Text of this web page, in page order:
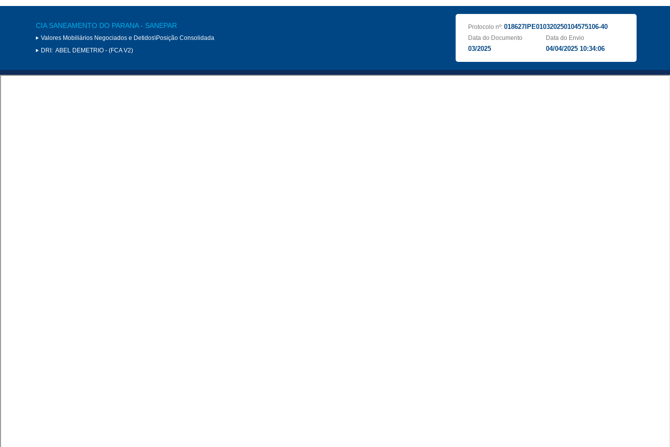
CIA SANEAMENTO DO PARANA - SANEPAR
Valores Mobiliários Negociados e Detidos\Posição Consolidada
DRI: ABEL DEMETRIO - (FCA V2)
Protocolo nº: 018627IPE010320250104575106-40
Data do Documento
03/2025
Data do Envio
04/04/2025 10:34:06